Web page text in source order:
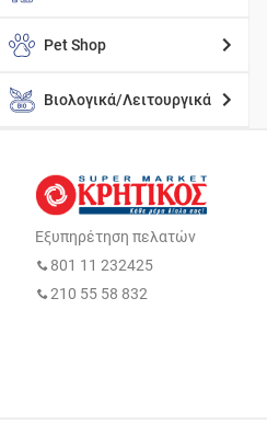
Pet Shop
Βιολογικά/Λειτουργικά
Εξυπηρέτηση πελατών
801 11 232425
210 55 58 832